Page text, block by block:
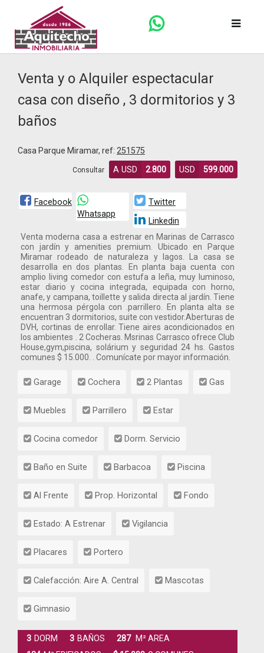
Venta y o Alquiler espectacular
casa con diseño , 3 dormitorios y 3
baños
Casa Parque Miramar, ref: 251575
Consultar A USD 2.800 USD 599.000
Facebook
Whatsapp
Twitter
Linkedin
Venta moderna casa a estrenar en Marinas de Carrasco
con jardín y amenities premium. Ubicado en Parque
Miramar rodeado de naturaleza y lagos. La casa se
desarrolla en dos plantas. En planta baja cuenta con
amplio living comedor con estufa a leña, muy luminoso,
estar diario y cocina integrada, equipada con horno,
anafe, y campana, toillette y salida directa al jardín. Tiene
una hermosa pérgola con .parrillero. En planta alta se
encuentran 3 dormitorios, suite con vestidor.Aberturas de
DVH, cortinas de enrollar. Tiene aires acondicionados en
los ambientes . 2 Cocheras. Msrinas Carrasco ofrece Club
House,gym,piscina, solárium y seguridad 24 hs. Gastos
comunes $ 15.000. . Comunícate por mayor información.
Garage Cochera 2 Plantas Gas
Muebles Parrillero Estar
Cocina comedor Dorm. Servicio
Baño en Suite Barbacoa Piscina
Al Frente Prop. Horizontal Fondo
Estado: A Estrenar Vigilancia
Placares Portero
Calefacción: Aire A. Central Mascotas
Gimnasio
3 DORM 3 BAÑOS 287
M² AREA